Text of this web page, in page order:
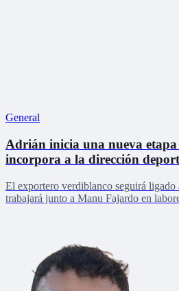
General
Adrián inicia una nueva etapa
incorpora a la dirección
El exportero verdiblanco seguirá ligado
trabajará junto a Manu Fajardo en